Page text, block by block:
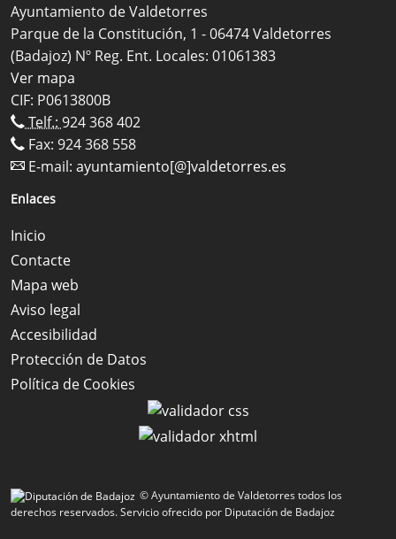
Ayuntamiento de Valdetorres
Parque de la Constitución, 1 - 06474 Valdetorres
(Badajoz) Nº Reg. Ent. Locales: 01061383
Ver mapa
CIF: P0613800B
Telf.: 924 368 402
Fax: 924 368 558
E-mail: ayuntamiento[@]valdetorres.es
Enlaces
Inicio
Contacte
Mapa web
Aviso legal
Accesibilidad
Protección de Datos
Política de Cookies
© Ayuntamiento de Valdetorres todos los
derechos reservados.Servicio ofrecido por Diputación de Badajoz